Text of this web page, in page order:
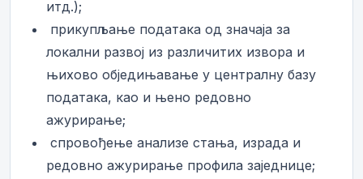
итд.);
­ прикупљање података од значаја за
локални развој из различитих извора и
њихово обједињавање у централну базу
података, као и њено редовно
ажурирање;
­ спровођење анализе стања, израда и
редовно ажурирање профила заједнице;